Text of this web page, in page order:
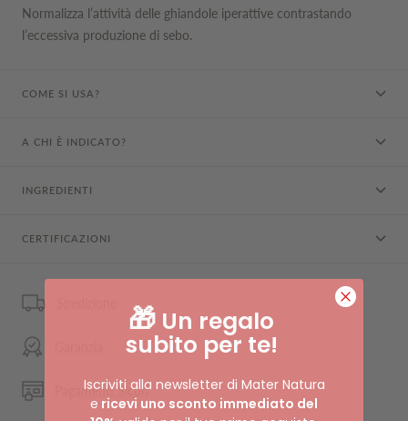
Normalizza l’attività delle ghiandole iperattive contrastando
l’eccessiva produzione di sebo.
COME SI USA?
A CHI È INDICATO?
INGREDIENTI
CERTIFICAZIONI
Pagamenti Sicuri
🎁 Un regalo
subito per te!
Iscriviti alla newsletter di Mater Natura
e ricevi uno sconto immediato del